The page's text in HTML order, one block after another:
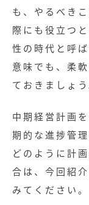
も、やるべき
際にも役立つ
性の時代と呼
意味でも、柔
ておきましょう
中期経営計画
期的な進捗管
どのように計
合は、今回紹
みてください。